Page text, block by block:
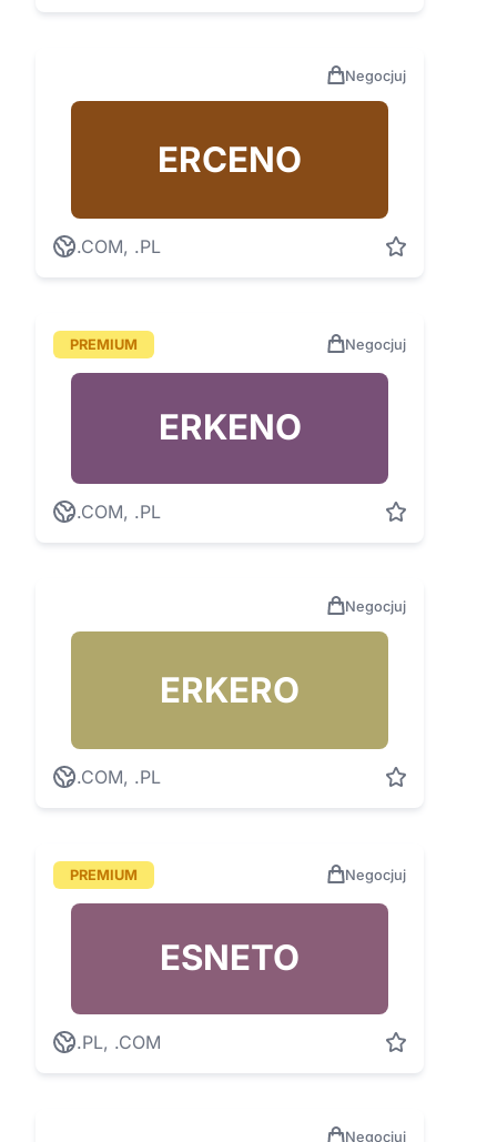
Negocjuj
ERCENO
.COM, .PL
PREMIUM Negocjuj
ERKENO
.COM, .PL
Negocjuj
ERKERO
.COM, .PL
PREMIUM Negocjuj
ESNETO
.PL, .COM
Negocjuj